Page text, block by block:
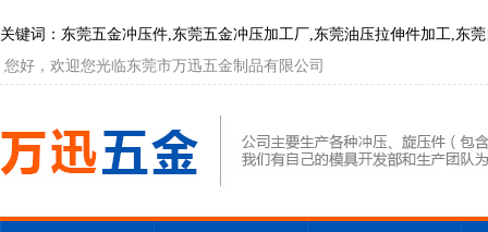
关键词：东莞五金冲压件,东莞五金冲压加工厂,东莞油压拉伸件加工,东
您好，欢迎您光临东莞市万迅五金制品有限公司